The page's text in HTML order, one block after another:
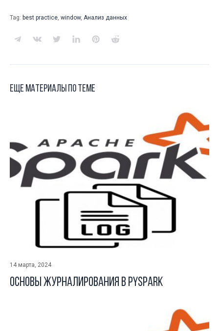
Tag: best practice, window, Анализ данных
Еще материалы по теме
14 марта, 2024
Основы журналирования в Pyspark